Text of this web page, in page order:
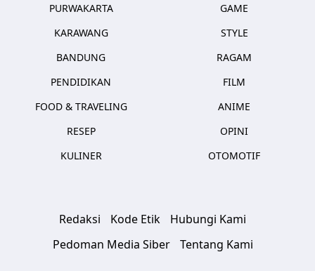
PURWAKARTA
KARAWANG
BANDUNG
PENDIDIKAN
FOOD & TRAVELING
RESEP
KULINER
GAME
STYLE
RAGAM
FILM
ANIME
OPINI
OTOMOTIF
Redaksi Kode Etik
Hubungi Kami
Pedoman Media Siber
Tentang Kami